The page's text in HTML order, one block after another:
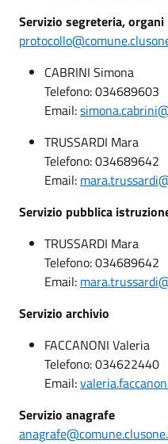
Servizio segreteria,
CABRINI Simona
Telefono: 034689603
Email:
TRUSSARDI Mara
Telefono: 034689642
Email:
Servizio pubblica
TRUSSARDI Mara
Telefono: 034689642
Email:
Servizio archivio
FACCANONI Valeria
Telefono: 034622440
Email:
Servizio anagrafe